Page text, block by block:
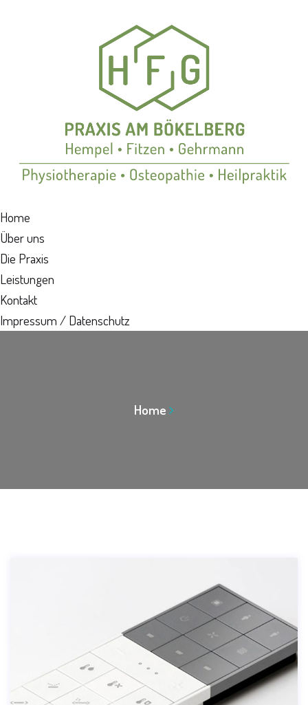
Home
Über uns
Die Praxis
Leistungen
Kontakt
Impressum / Datenschutz
Home